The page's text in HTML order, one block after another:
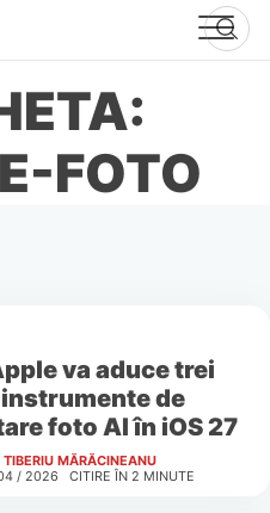
FOTO
va aduce trei
de
foto AI în iOS 27
TIBERIU MĂRĂCINEANU
/ 2026
CITIRE ÎN 2 MINUTE